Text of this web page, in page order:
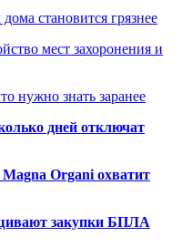
становится грязнее
мест захоронения и
нужно знать заранее
дней отключат
Organi охватит
закупки БПЛА